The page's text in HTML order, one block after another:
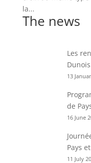
la...
The news
Les
Dunois
13
de
16 June
Pays
11 July